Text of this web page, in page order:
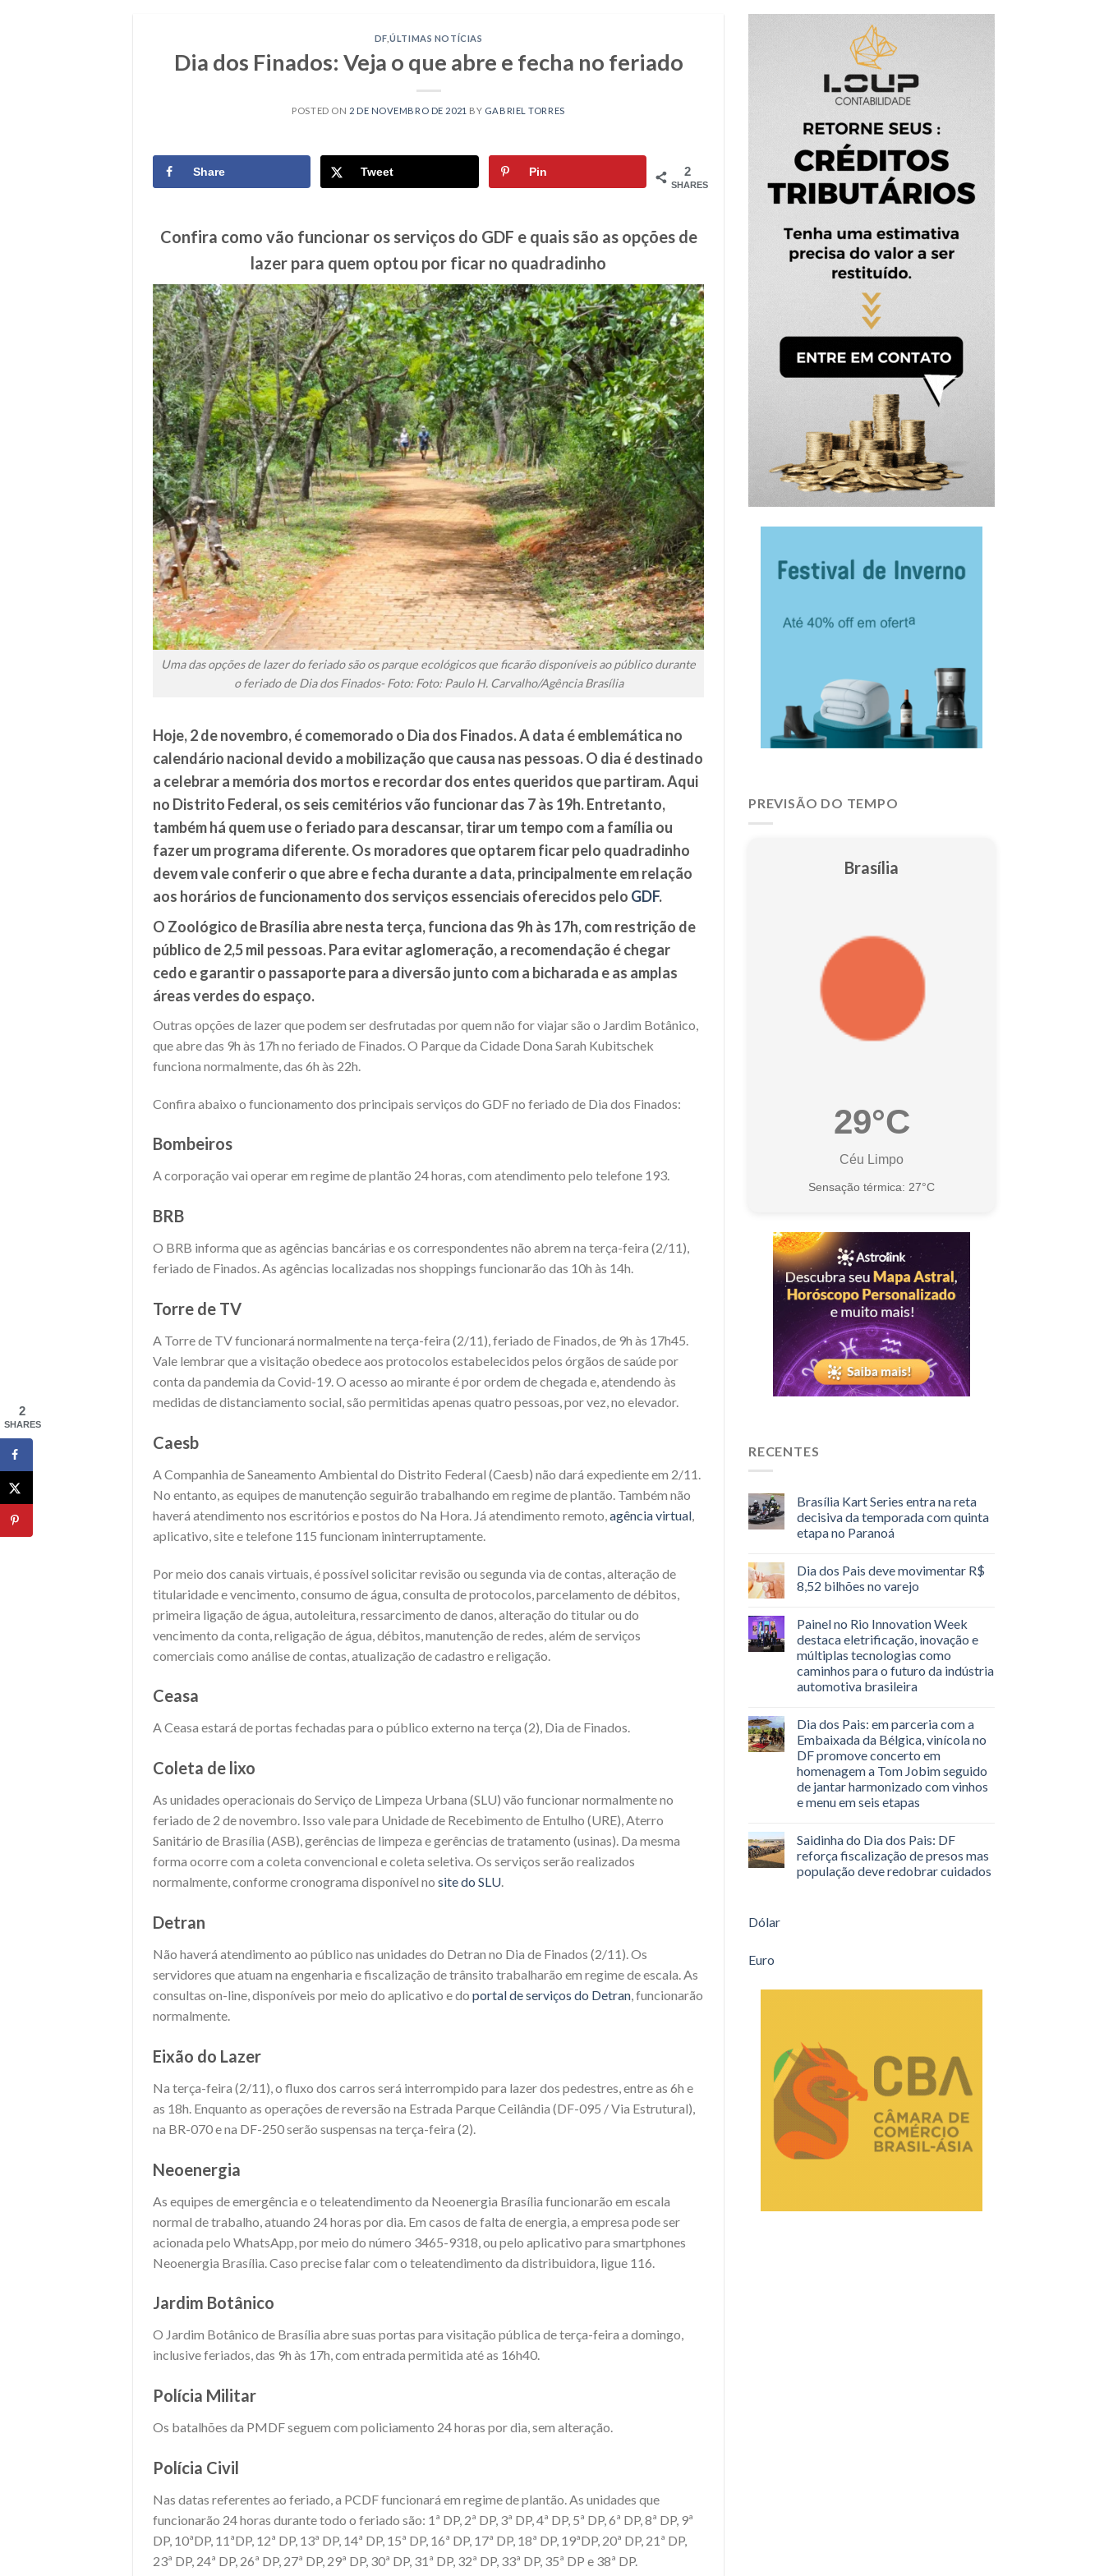
DF,ÚLTIMAS NOTÍCIAS
Dia dos Finados: Veja o que abre e fecha no feriado
POSTED ON 2 DE NOVEMBRO DE 2021 BY GABRIEL TORRES
2
SHARES
Share Tweet Pin
Confira como vão funcionar os serviços do GDF e quais são as opções de
lazer para quem optou por ficar no quadradinho
Uma das opções de lazer do feriado são os parque ecológicos que ficarão disponíveis ao público durante
o feriado de Dia dos Finados- Foto: Foto: Paulo H. Carvalho/Agência Brasília
Hoje, 2 de novembro, é comemorado o Dia dos Finados. A data é emblemática no
calendário nacional devido a mobilização que causa nas pessoas. O dia é destinado
a celebrar a memória dos mortos e recordar dos entes queridos que partiram. Aqui
no Distrito Federal, os seis cemitérios vão funcionar das 7 às 19h. Entretanto,
também há quem use o feriado para descansar, tirar um tempo com a família ou
fazer um programa diferente. Os moradores que optarem ficar pelo quadradinho
devem vale conferir o que abre e fecha durante a data, principalmente em relação
aos horários de funcionamento dos serviços essenciais oferecidos pelo GDF.
O Zoológico de Brasília abre nesta terça, funciona das 9h às 17h, com restrição de
público de 2,5 mil pessoas. Para evitar aglomeração, a recomendação é chegar
cedo e garantir o passaporte para a diversão junto com a bicharada e as amplas
áreas verdes do espaço.
Outras opções de lazer que podem ser desfrutadas por quem não for viajar são o Jardim Botânico,
que abre das 9h às 17h no feriado de Finados. O Parque da Cidade Dona Sarah Kubitschek
funciona normalmente, das 6h às 22h.
Confira abaixo o funcionamento dos principais serviços do GDF no feriado de Dia dos Finados:
Bombeiros
A corporação vai operar em regime de plantão 24 horas, com atendimento pelo telefone 193.
BRB
O BRB informa que as agências bancárias e os correspondentes não abrem na terça-feira (2/11),
feriado de Finados. As agências localizadas nos shoppings funcionarão das 10h às 14h.
Torre de TV
A Torre de TV funcionará normalmente na terça-feira (2/11), feriado de Finados, de 9h às 17h45.
Vale lembrar que a visitação obedece aos protocolos estabelecidos pelos órgãos de saúde por
conta da pandemia da Covid-19. O acesso ao mirante é por ordem de chegada e, atendendo às
medidas de distanciamento social, são permitidas apenas quatro pessoas, por vez, no elevador.
Caesb
A Companhia de Saneamento Ambiental do Distrito Federal (Caesb) não dará expediente em 2/11.
No entanto, as equipes de manutenção seguirão trabalhando em regime de plantão. Também não
haverá atendimento nos escritórios e postos do Na Hora. Já atendimento remoto,agência virtual,
aplicativo, site e telefone 115 funcionam ininterruptamente.
Por meio dos canais virtuais, é possível solicitar revisão ou segunda via de contas, alteração de
titularidade e vencimento, consumo de água, consulta de protocolos, parcelamento de débitos,
primeira ligação de água, autoleitura, ressarcimento de danos, alteração do titular ou do
vencimento da conta, religação de água, débitos, manutenção de redes, além de serviços
comerciais como análise de contas, atualização de cadastro e religação.
Ceasa
A Ceasa estará de portas fechadas para o público externo na terça (2), Dia de Finados.
Coleta de lixo
As unidades operacionais do Serviço de Limpeza Urbana (SLU) vão funcionar normalmente no
feriado de 2 de novembro. Isso vale para Unidade de Recebimento de Entulho (URE), Aterro
Sanitário de Brasília (ASB), gerências de limpeza e gerências de tratamento (usinas). Da mesma
forma ocorre com a coleta convencional e coleta seletiva. Os serviços serão realizados
normalmente, conforme cronograma disponível no site do SLU.
Detran
Não haverá atendimento ao público nas unidades do Detran no Dia de Finados (2/11). Os
servidores que atuam na engenharia e fiscalização de trânsito trabalharão em regime de escala. As
consultas on-line, disponíveis por meio do aplicativo e do portal de serviços do Detran, funcionarão
normalmente.
Eixão do Lazer
Na terça-feira (2/11), o fluxo dos carros será interrompido para lazer dos pedestres, entre as 6h e
as 18h. Enquanto as operações de reversão na Estrada Parque Ceilândia (DF-095 / Via Estrutural),
na BR-070 e na DF-250 serão suspensas na terça-feira (2).
Neoenergia
As equipes de emergência e o teleatendimento da Neoenergia Brasília funcionarão em escala
normal de trabalho, atuando 24 horas por dia. Em casos de falta de energia, a empresa pode ser
acionada pelo WhatsApp, por meio do número 3465-9318, ou pelo aplicativo para smartphones
Neoenergia Brasília. Caso precise falar com o teleatendimento da distribuidora, ligue 116.
Jardim Botânico
O Jardim Botânico de Brasília abre suas portas para visitação pública de terça-feira a domingo,
inclusive feriados, das 9h às 17h, com entrada permitida até as 16h40.
Polícia Militar
Os batalhões da PMDF seguem com policiamento 24 horas por dia, sem alteração.
Polícia Civil
Nas datas referentes ao feriado, a PCDF funcionará em regime de plantão. As unidades que
funcionarão 24 horas durante todo o feriado são: 1ª DP, 2ª DP, 3ª DP, 4ª DP, 5ª DP, 6ª DP, 8ª DP, 9ª
DP, 10ªDP, 11ªDP, 12ª DP, 13ª DP, 14ª DP, 15ª DP, 16ª DP, 17ª DP, 18ª DP, 19ªDP, 20ª DP, 21ª DP,
23ª DP, 24ª DP, 26ª DP, 27ª DP, 29ª DP, 30ª DP, 31ª DP, 32ª DP, 33ª DP, 35ª DP e 38ª DP.
PREVISÃO DO TEMPO
Brasília
29°C
Céu Limpo
Sensação térmica: 27°C
RECENTES
Brasília Kart Series entra na reta
decisiva da temporada com quinta
etapa no Paranoá
Dia dos Pais deve movimentar R$
8,52 bilhões no varejo
Painel no Rio Innovation Week
destaca eletrificação, inovação e
múltiplas tecnologias como
caminhos para o futuro da indústria
automotiva brasileira
Dia dos Pais: em parceria com a
Embaixada da Bélgica, vinícola no
DF promove concerto em
homenagem a Tom Jobim seguido
de jantar harmonizado com vinhos
e menu em seis etapas
Saidinha do Dia dos Pais: DF
reforça fiscalização de presos mas
população deve redobrar cuidados
Dólar
Euro
2
SHARES